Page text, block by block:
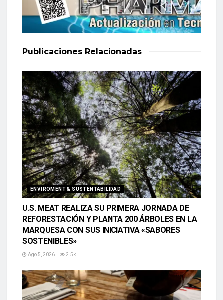
Publicaciones Relacionadas
ENVIROMENT & SUSTENTABILIDAD
U.S. MEAT REALIZA SU PRIMERA JORNADA DE
REFORESTACIÓN Y PLANTA 200 ÁRBOLES EN LA
MARQUESA CON SUS INICIATIVA «SABORES
SOSTENIBLES»
Ago 5, 2026 2.5k